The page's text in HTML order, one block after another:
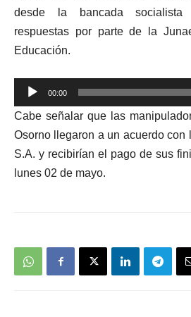
desde la bancada socialista
respuestas por parte de la
Educación.
Reproductor
de
audio
00:00
Cabe señalar que las
Osorno llegaron a un acuerdo con
S.A. y recibirían el pago de sus
lunes 02 de mayo.